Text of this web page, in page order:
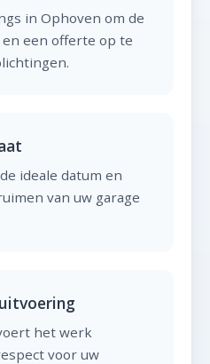
in Ophoven om de
een offerte op te
ideale datum en
van uw garage
het werk
voor uw